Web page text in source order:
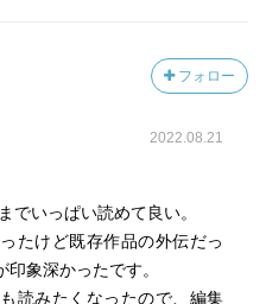
フォロー
2022.08.21
でいっぱい読めて良い。
たけど既存作品の外伝だっ
象深かったです。
読みたくなったので、編集